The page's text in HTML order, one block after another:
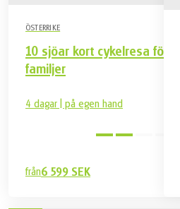
ÖSTERRIKE
10 sjöar kort cykelresa för
familjer
4 dagar | på egen hand
från6 599 SEK